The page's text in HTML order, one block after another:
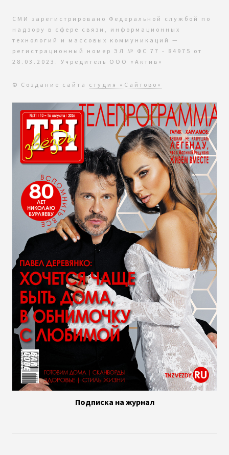
СМИ зарегистрировано Федеральной службой по
надзору в сфере связи, информационных
технологий и массовых коммуникаций —
регистрационный номер ЭЛ № ФС 77 - 84975 от
28.03.2023. Учредитель ООО «Актив»
© Создание сайта студия «Сайтово»
Подписка на журнал